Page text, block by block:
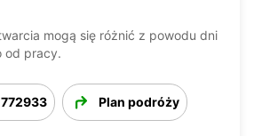
mogą się różnić z powodu dni
od pracy.
Plan podróży